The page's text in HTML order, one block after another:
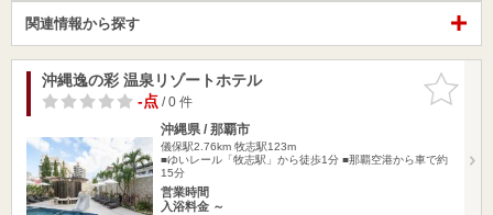
関連情報から探す
お気に入
りに追加
沖縄逸の彩 温泉リゾートホテル
-点/ 0 件
沖縄県 / 那覇市
儀保駅2.76km 牧志駅123m
■ゆいレール「牧志駅」から徒歩1分 ■那覇空港から車で約
15分
営業時間
入浴料金 ～